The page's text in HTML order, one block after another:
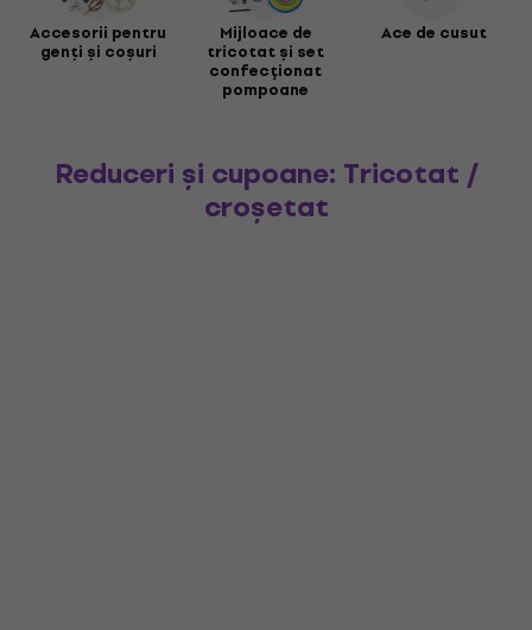
Accesorii pentru
genți și coșuri
Mijloace de
tricotat și set
confecţionat
pompoane
Ace de cusut
Reduceri și cupoane: Tricotat /
croșetat